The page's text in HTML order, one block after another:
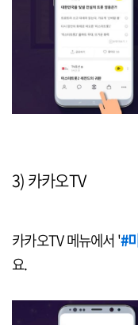
3) 카카오TV
카카오TV 메뉴에서 '#
요.